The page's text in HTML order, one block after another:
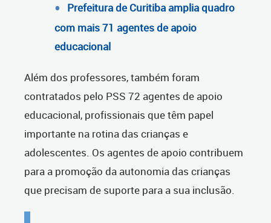
Prefeitura de Curitiba amplia quadro
com mais 71 agentes de apoio
educacional
Além dos professores, também foram
contratados pelo PSS 72 agentes de apoio
educacional, profissionais que têm papel
importante na rotina das crianças e
adolescentes. Os agentes de apoio contribuem
para a promoção da autonomia das crianças
que precisam de suporte para a sua inclusão.